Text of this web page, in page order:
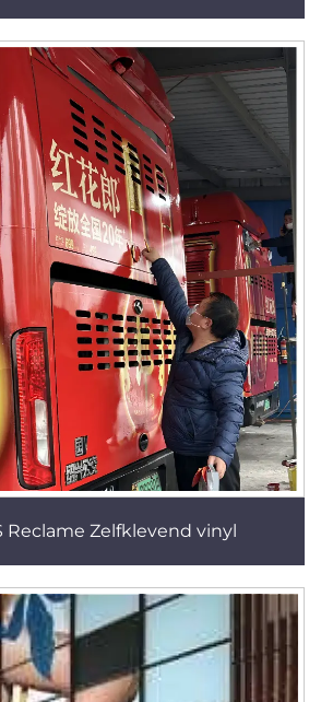
Reclame Zelfklevend vinyl